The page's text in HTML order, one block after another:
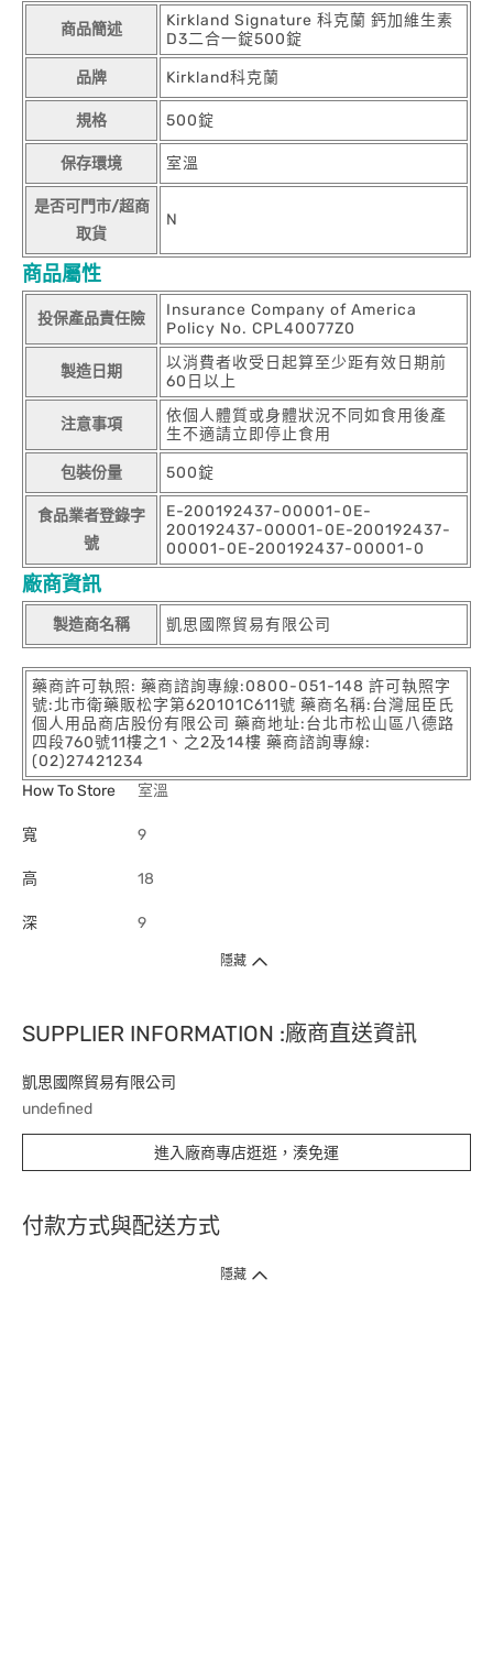
商品簡述
Kirkland Signature 科克蘭 鈣加維生素
D3二合一錠500錠
品牌 Kirkland科克蘭
規格 500錠
保存環境 室溫
是否可門市/超商
取貨
N
商品屬性
投保產品責任險
Insurance Company of America
Policy No. CPL40077Z0
製造日期
以消費者收受日起算至少距有效日期前
60日以上
注意事項
依個人體質或身體狀況不同如食用後產
生不適請立即停止食用
包裝份量 500錠
食品業者登錄字
號
E-200192437-00001-0E-
200192437-00001-0E-200192437-
00001-0E-200192437-00001-0
廠商資訊
製造商名稱 凱思國際貿易有限公司
藥商許可執照: 藥商諮詢專線:0800-051-148 許可執照字
號:北市衛藥販松字第620101C611號 藥商名稱:台灣屈臣氏
個人用品商店股份有限公司 藥商地址:台北市松山區八德路
四段760號11樓之1、之2及14樓 藥商諮詢專線:
(02)27421234
How To Store
室溫
寬 9
高 18
深 9
隱藏
SUPPLIER INFORMATION :廠商直送資訊
凱思國際貿易有限公司
undefined
進入廠商專店逛逛，湊免運
付款方式與配送方式
隱藏